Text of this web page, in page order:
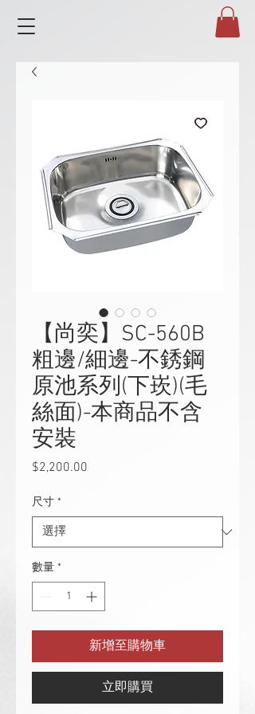
【尚奕】SC-560B
粗邊/細邊-不銹鋼
原池系列(下崁)(毛
絲面)-本商品不含
安裝
$2,200.00
尺寸 *
數量 *
新增至購物車
立即購買